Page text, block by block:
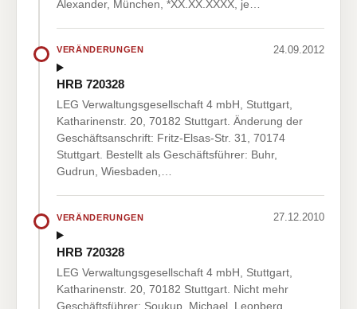
Alexander, München, *XX.XX.XXXX, je…
VERÄNDERUNGEN 24.09.2012
HRB 720328
LEG Verwaltungsgesellschaft 4 mbH, Stuttgart,
Katharinenstr. 20, 70182 Stuttgart. Änderung der
Geschäftsanschrift: Fritz-Elsas-Str. 31, 70174
Stuttgart. Bestellt als Geschäftsführer: Buhr,
Gudrun, Wiesbaden,…
VERÄNDERUNGEN 27.12.2010
HRB 720328
LEG Verwaltungsgesellschaft 4 mbH, Stuttgart,
Katharinenstr. 20, 70182 Stuttgart. Nicht mehr
Geschäftsführer: Soukup, Michael, Leonberg,